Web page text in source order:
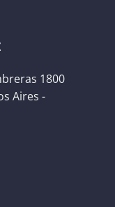
1800
Aires -